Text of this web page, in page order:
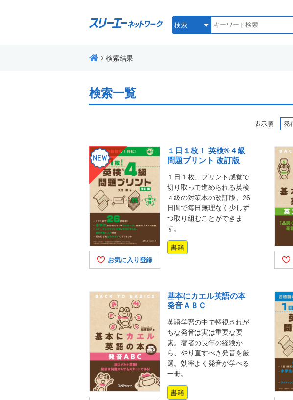
検索結果
検索一覧
表示順
お気に入り登録
１日１枚！ 英検®４級
問題プリント 改訂版
１日１枚、プリント感覚で
切り取って進められる英検
４級の対策本の改訂版。26
日間で毎日無理なく少しず
つ取り組むことができま
す。
書籍
基本にカエル英語の本
発音ＡＢＣ
英語学習の中で軽視されが
ちな発音は実は重要な要
素。著者の長年の経験か
ら、やり直すべき発音を厳
選。効率よく発音が学べる
一冊。
書籍